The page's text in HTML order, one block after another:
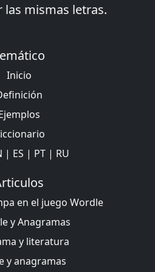
mismas letras.
Inicio
| ES | PT | RU
en el juego Wordle
y Anagramas
y literatura
y anagramas